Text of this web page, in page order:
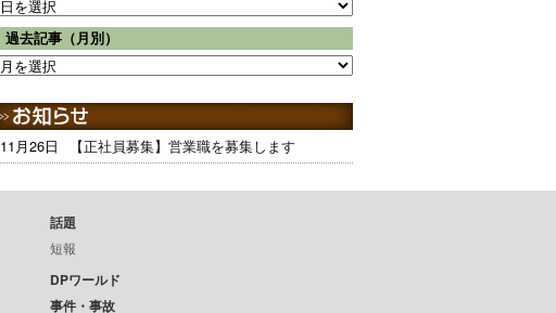
過去記事（月別）
11月26日 【正社員募集】営業職を募集します
話題
短報
DPワールド
事件・事故